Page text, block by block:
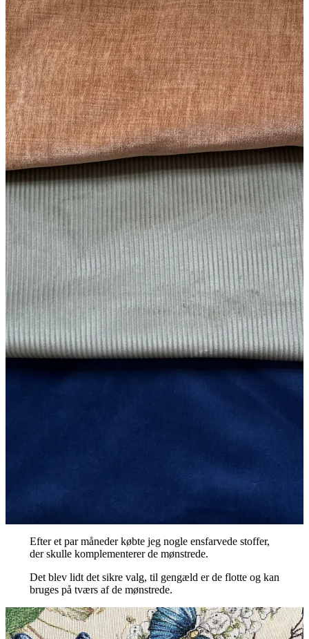
Efter et par måneder købte jeg nogle ensfarvede stoffer,
der skulle komplementerer de mønstrede.
Det blev lidt det sikre valg, til gengæld er de flotte og kan
bruges på tværs af de mønstrede.